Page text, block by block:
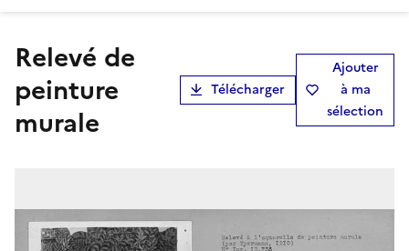
Relevé de
peinture
murale
Télécharger
Ajouter
à ma
sélection